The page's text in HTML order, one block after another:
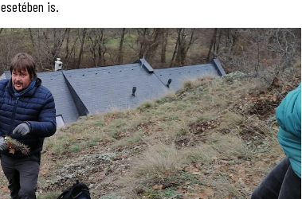
esetében is.